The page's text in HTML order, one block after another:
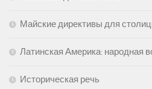
Майские директивы для
Латинская Америка: народная
Историческая речь